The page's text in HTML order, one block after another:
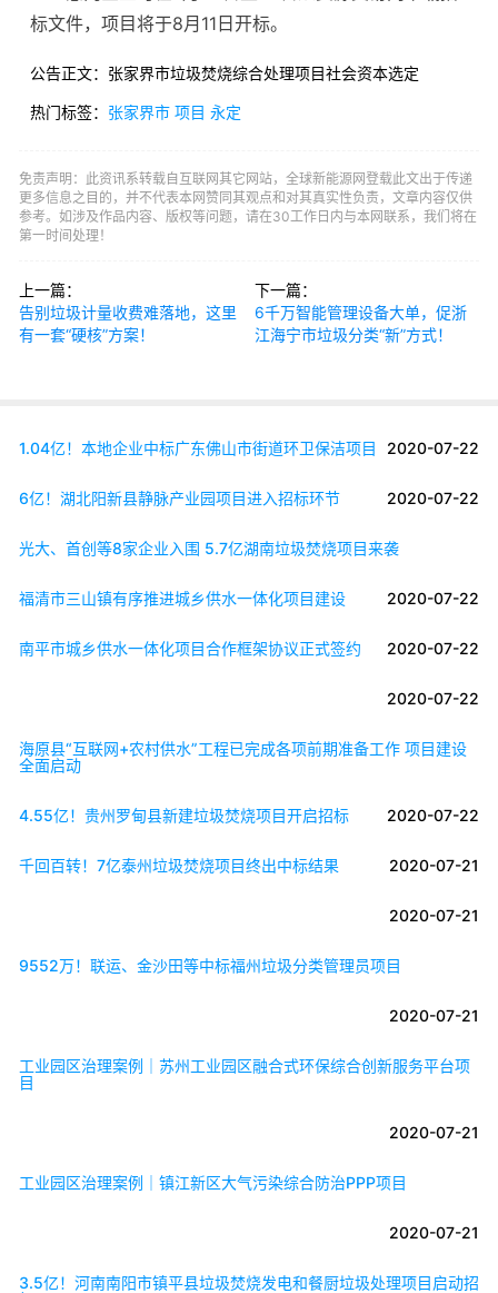
标文件，项目将于8月11日开标。
公告正文：张家界市垃圾焚烧综合处理项目社会资本选定
热门标签： 张家界市 项目 永定
免责声明：此资讯系转载自互联网其它网站，全球新能源网登载此文出于传递
更多信息之目的，并不代表本网赞同其观点和对其真实性负责，文章内容仅供
参考。如涉及作品内容、版权等问题，请在30工作日内与本网联系，我们将在
第一时间处理！
上一篇：
告别垃圾计量收费难落地，这里
有一套“硬核”方案！
下一篇：
6千万智能管理设备大单，促浙
江海宁市垃圾分类“新”方式！
1.04亿！本地企业中标广东佛山市街道环卫保洁项目 2020-07-22
6亿！湖北阳新县静脉产业园项目进入招标环节 2020-07-22
光大、首创等8家企业入围 5.7亿湖南垃圾焚烧项目来袭
2020-07-22
福清市三山镇有序推进城乡供水一体化项目建设
2020-07-22
南平市城乡供水一体化项目合作框架协议正式签约
2020-07-22
海原县“互联网+农村供水”工程已完成各项前期准备工作 项目建设
全面启动
2020-07-22
4.55亿！贵州罗甸县新建垃圾焚烧项目开启招标
2020-07-21
千回百转！7亿泰州垃圾焚烧项目终出中标结果
2020-07-21
9552万！联运、金沙田等中标福州垃圾分类管理员项目
2020-07-21
工业园区治理案例｜苏州工业园区融合式环保综合创新服务平台项
目
2020-07-21
工业园区治理案例｜镇江新区大气污染综合防治PPP项目
2020-07-21
3.5亿！河南南阳市镇平县垃圾焚烧发电和餐厨垃圾处理项目启动招